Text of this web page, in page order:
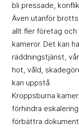
bli pressade,
Även utanför
allt fler företag
kameror. Det kan
räddningstjänst,
hot, våld,
kan uppstå.
Kroppsburna
förhindra
förbättra